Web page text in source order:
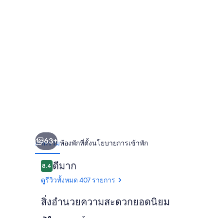
63+
ภาพรวมห้องพักที่ตั้งนโยบายการเข้าพัก
รีวิว
8.48.4 จาก 10
ดีมาก
ดูรีวิวทั้งหมด 407 รายการ
สิ่งอำนวยความสะดวกยอดนิยม